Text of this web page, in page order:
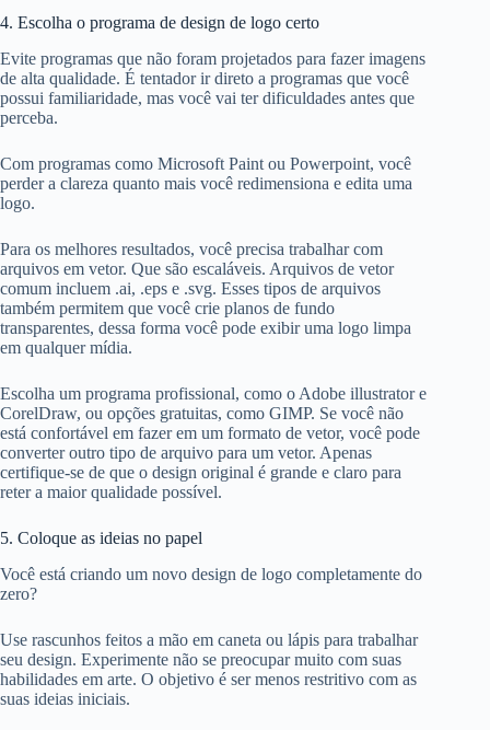
4. Escolha o programa de design de logo certo
Evite programas que não foram projetados para fazer imagens
de alta qualidade. É tentador ir direto a programas que você
possui familiaridade, mas você vai ter dificuldades antes que
perceba.
Com programas como Microsoft Paint ou Powerpoint, você
perder a clareza quanto mais você redimensiona e edita uma
logo.
Para os melhores resultados, você precisa trabalhar com
arquivos em vetor. Que são escaláveis. Arquivos de vetor
comum incluem .ai, .eps e .svg. Esses tipos de arquivos
também permitem que você crie planos de fundo
transparentes, dessa forma você pode exibir uma logo limpa
em qualquer mídia.
Escolha um programa profissional, como o Adobe illustrator e
CorelDraw, ou opções gratuitas, como GIMP. Se você não
está confortável em fazer em um formato de vetor, você pode
converter outro tipo de arquivo para um vetor. Apenas
certifique-se de que o design original é grande e claro para
reter a maior qualidade possível.
5. Coloque as ideias no papel
Você está criando um novo design de logo completamente do
zero?
Use rascunhos feitos a mão em caneta ou lápis para trabalhar
seu design. Experimente não se preocupar muito com suas
habilidades em arte. O objetivo é ser menos restritivo com as
suas ideias iniciais.